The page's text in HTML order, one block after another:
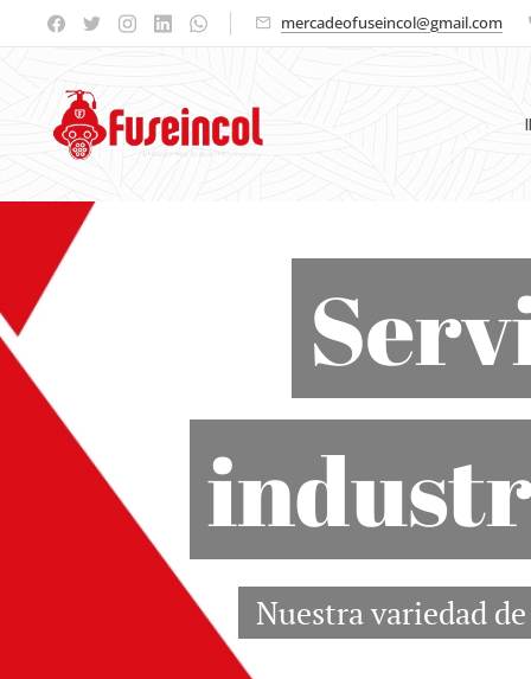
mercadeofuseincol@gmail.com
Nuestra variedad